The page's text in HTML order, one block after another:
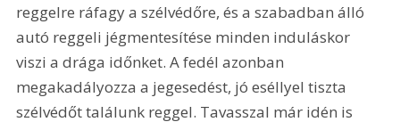
reggelre ráfagy a szélvédőre, és a szabadban álló
autó reggeli jégmentesítése minden induláskor
viszi a drága időnket. A fedél azonban
megakadályozza a jegesedést, jó eséllyel tiszta
szélvédőt találunk reggel. Tavasszal már idén is